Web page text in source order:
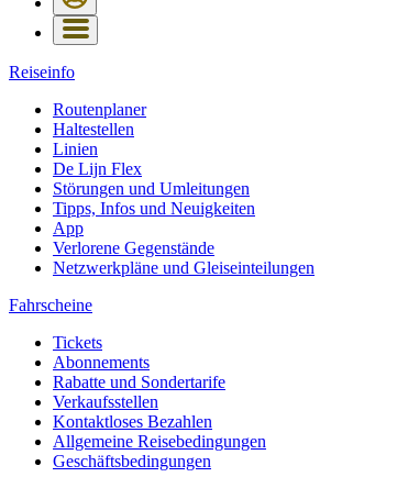
Reiseinfo
Routenplaner
Haltestellen
Linien
De Lijn Flex
Störungen und Umleitungen
Tipps, Infos und Neuigkeiten
App
Verlorene Gegenstände
Netzwerkpläne und Gleiseinteilungen
Fahrscheine
Tickets
Abonnements
Rabatte und Sondertarife
Verkaufsstellen
Kontaktloses Bezahlen
Allgemeine Reisebedingungen
Geschäftsbedingungen